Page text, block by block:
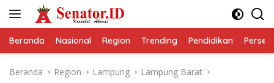
Beranda Nasional Region Trending Pendidikan
Beranda Region Lampung Lampung Barat